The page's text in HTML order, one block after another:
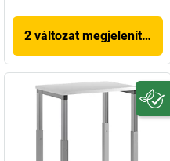
2 változat megjelenítése